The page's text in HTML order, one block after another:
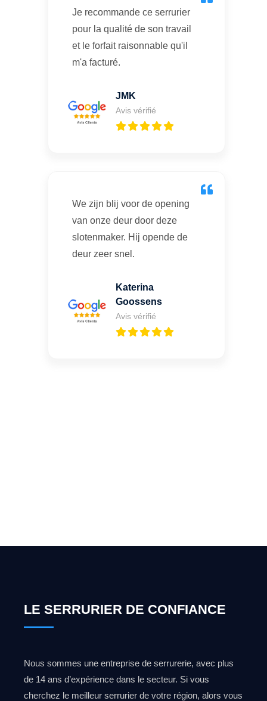
Je recommande ce serrurier
pour la qualité de son travail
et le forfait raisonnable qu'il
m'a facturé.
JMK
Avis vérifié
We zijn blij voor de opening
van onze deur door deze
slotenmaker. Hij opende de
deur zeer snel.
Katerina
Goossens
Avis vérifié
LE SERRURIER DE CONFIANCE
Nous sommes une entreprise de serrurerie, avec plus
de 14 ans d’expérience dans le secteur. Si vous
cherchez le meilleur serrurier de votre région, alors vous